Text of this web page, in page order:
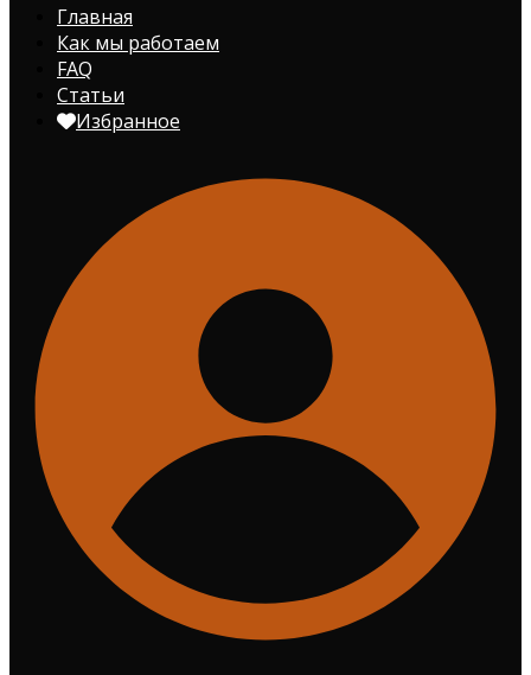
Главная
Как мы работаем
FAQ
Статьи
Избранное